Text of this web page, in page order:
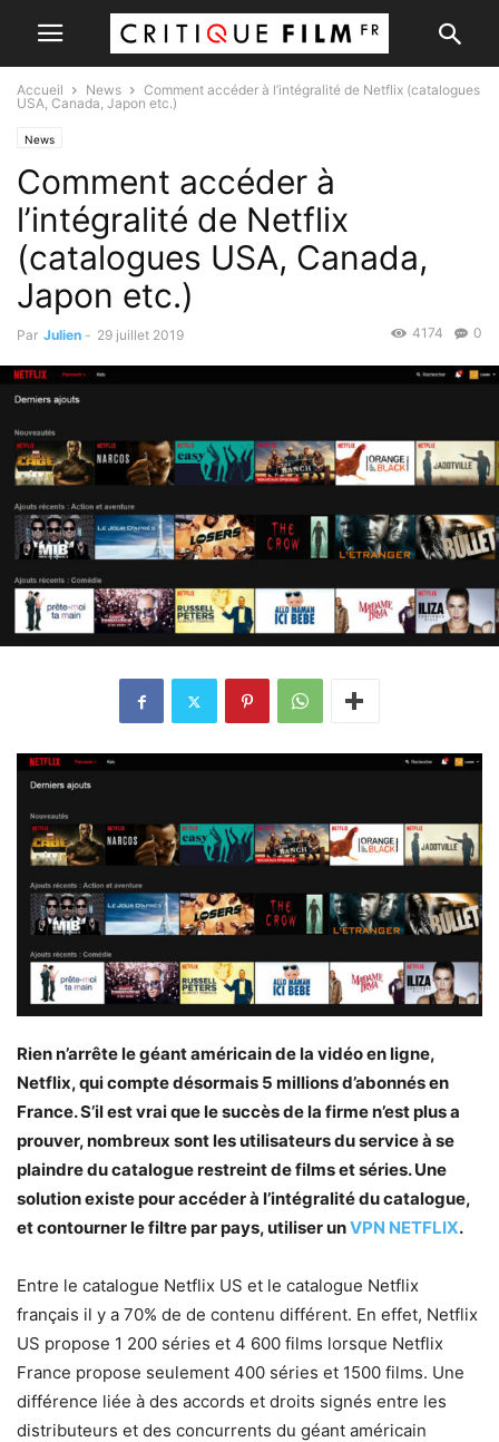
Accueil News
Comment accéder à l’intégralité de Netflix (catalogues
USA, Canada, Japon etc.)
News
Comment accéder à
l’intégralité de Netflix
(catalogues USA, Canada,
Japon etc.)
Par Julien - 29 juillet 2019 0
4174
Rien n’arrête le géant américain de la vidéo en ligne,
Netflix, qui compte désormais 5 millions d’abonnés en
France. S’il est vrai que le succès de la firme n’est plus a
prouver, nombreux sont les utilisateurs du service à se
plaindre du catalogue restreint de films et séries. Une
solution existe pour accéder à l’intégralité du catalogue,
et contourner le filtre par pays, utiliser unVPN NETFLIX.
Entre le catalogue Netflix US et le catalogue Netflix
français il y a 70% de de contenu différent. En effet, Netflix
US propose 1 200 séries et 4 600 films lorsque Netflix
France propose seulement 400 séries et 1500 films. Une
différence liée à des accords et droits signés entre les
distributeurs et des concurrents du géant américain